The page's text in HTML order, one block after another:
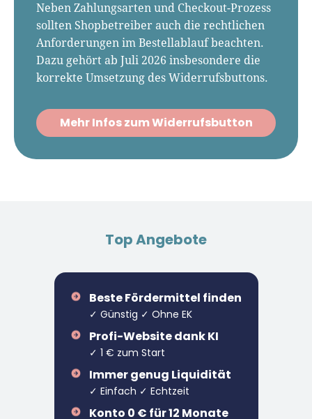
Neben Zahlungsarten und Checkout-Prozess
sollten Shopbetreiber auch die rechtlichen
Anforderungen im Bestellablauf beachten.
Dazu gehört ab Juli 2026 insbesondere die
korrekte Umsetzung des Widerrufsbuttons.
Mehr Infos zum Widerrufsbutton
Top Angebote
Beste Fördermittel finden
✓ Günstig ✓ Ohne EK
Profi-Website dank KI
✓ 1 € zum Start
Immer genug Liquidität
✓ Einfach ✓ Echtzeit
Konto 0 € für 12 Monate